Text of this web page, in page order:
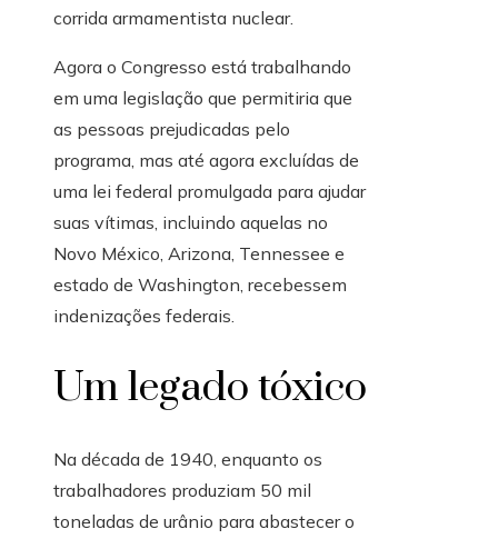
corrida armamentista nuclear.
Agora o Congresso está trabalhando
em uma legislação que permitiria que
as pessoas prejudicadas pelo
programa, mas até agora excluídas de
uma lei federal promulgada para ajudar
suas vítimas, incluindo aquelas no
Novo México, Arizona, Tennessee e
estado de Washington, recebessem
indenizações federais.
Um legado tóxico
Na década de 1940, enquanto os
trabalhadores produziam 50 mil
toneladas de urânio para abastecer o